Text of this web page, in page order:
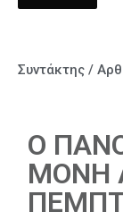
Συντάκτης /
Ο
ΜΟΝΗ